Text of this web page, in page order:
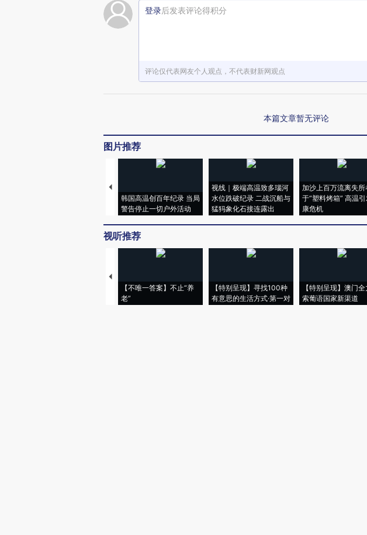
登录后发表评论得积分
评论仅代表网友个人观点，不代表财新网观点
本篇文章暂无评论
图片推荐
韩国高温创百年纪录 当局
警告停止一切户外活动
视线｜极端高温致多瑙河
水位跌破纪录 二战沉船与
猛犸象化石接连露出
加沙上百万流离失所
于“塑料烤箱” 高温
康危机
视听推荐
【不唯一答案】不止“养
老”
【特别呈现】寻找100种
有意思的生活方式·第一对
【特别呈现】澳门
索葡语国家新渠道